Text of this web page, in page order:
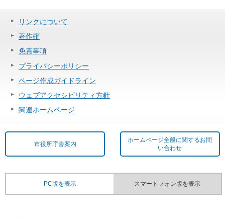
リンクについて
著作権
免責事項
プライバシーポリシー
ページ作成ガイドライン
ウェブアクセシビリティ方針
関連ホームページ
市役所庁舎案内
ホームページ全般に関するお問
い合わせ
PC版を表示 スマートフォン版を表示